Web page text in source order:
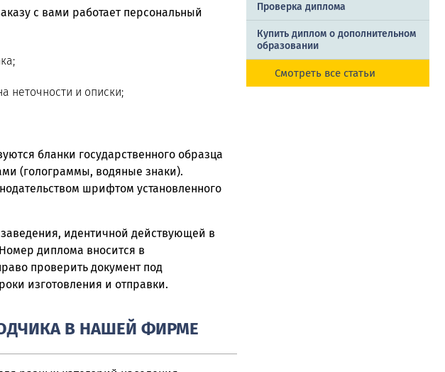
с вами работает персональный
неточности и описки;
бланки государственного образца
(голограммы, водяные знаки).
шрифтом установленного
идентичной действующей в
Номер диплома вносится в
проверить документ под
изготовления и отправки.
В НАШЕЙ ФИРМЕ
Проверка диплома
Купить диплом о дополнительном
образовании
Смотреть все статьи